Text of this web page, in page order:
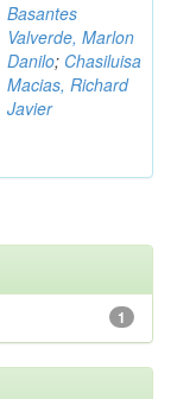
Basantes
Valverde, Marlon
Danilo; Chasiluisa
Macias, Richard
Javier
1